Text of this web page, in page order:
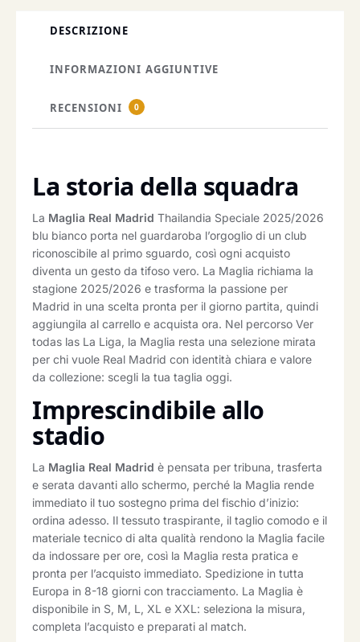
DESCRIZIONE
INFORMAZIONI AGGIUNTIVE
RECENSIONI 0
La storia della squadra
La Maglia Real Madrid Thailandia Speciale 2025/2026
blu bianco porta nel guardaroba l’orgoglio di un club
riconoscibile al primo sguardo, così ogni acquisto
diventa un gesto da tifoso vero. La Maglia richiama la
stagione 2025/2026 e trasforma la passione per
Madrid in una scelta pronta per il giorno partita, quindi
aggiungila al carrello e acquista ora. Nel percorso Ver
todas las La Liga, la Maglia resta una selezione mirata
per chi vuole Real Madrid con identità chiara e valore
da collezione: scegli la tua taglia oggi.
Imprescindibile allo
stadio
La Maglia Real Madrid è pensata per tribuna, trasferta
e serata davanti allo schermo, perché la Maglia rende
immediato il tuo sostegno prima del fischio d’inizio:
ordina adesso. Il tessuto traspirante, il taglio comodo e il
materiale tecnico di alta qualità rendono la Maglia facile
da indossare per ore, così la Maglia resta pratica e
pronta per l’acquisto immediato. Spedizione in tutta
Europa in 8-18 giorni con tracciamento. La Maglia è
disponibile in S, M, L, XL e XXL: seleziona la misura,
completa l’acquisto e preparati al match.